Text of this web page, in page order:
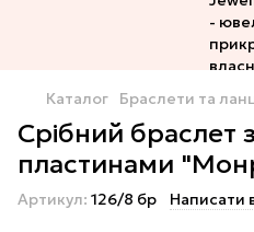
Каталог Браслети та
Срібний браслет
пластинами
Артикул: 126/8 бр Написати